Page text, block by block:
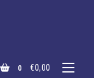
0 €0,00